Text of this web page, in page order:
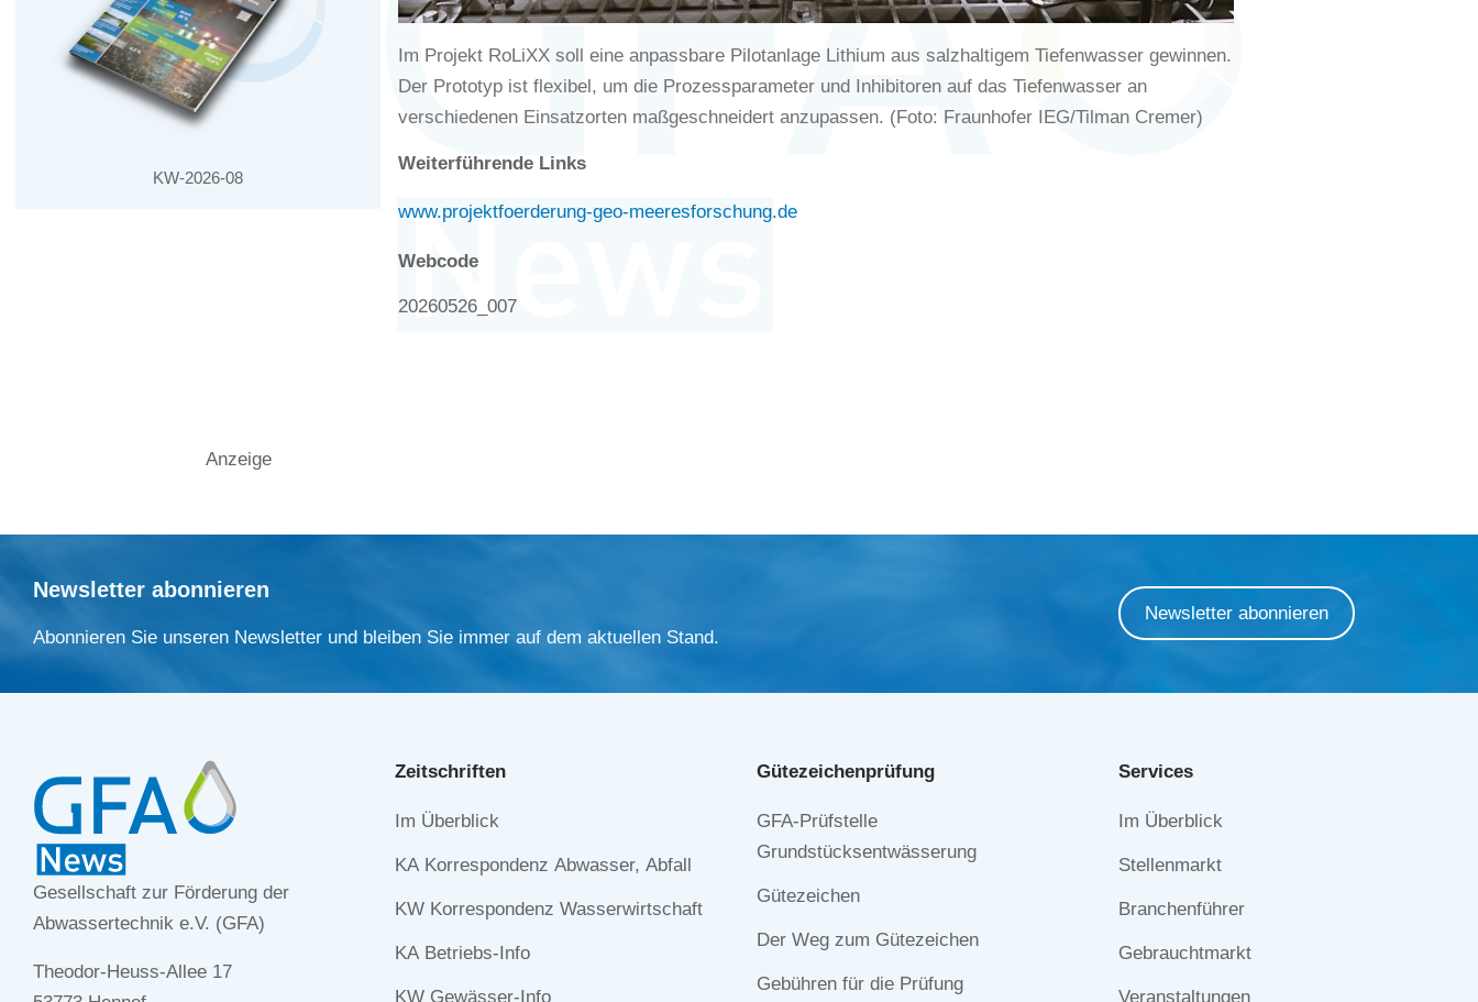
Im Projekt RoLiXX soll eine anpassbare Pilotanlage Lithium aus salzhaltigem Tiefenwasser gewinnen.
Der Prototyp ist flexibel, um die Prozessparameter und Inhibitoren auf das Tiefenwasser an
verschiedenen Einsatzorten maßgeschneidert anzupassen. (Foto: Fraunhofer IEG/Tilman Cremer)
Weiterführende Links
www.projektfoerderung-geo-meeresforschung.de
Webcode
20260526_007
KW-2026-08
Anzeige
Newsletter abonnieren
Abonnieren Sie unseren Newsletter und bleiben Sie immer auf dem aktuellen Stand.
Newsletter abonnieren
Gesellschaft zur Förderung der
Abwassertechnik e.V. (GFA)
Theodor-Heuss-Allee 17
Zeitschriften
Navigation
Im Überblick
KA Korrespondenz Abwasser, Abfall
KW Korrespondenz Wasserwirtschaft
KA Betriebs-Info
KW Gewässer-Info
Gütezeichen­prüfung
Navigation
überspringen
GFA-Prüfstelle
Grundstücksentwässerung
Gütezeichen
Der Weg zum Gütezeichen
Gebühren für die Prüfung
Services
Navigation
Im Überblick
Stellenmarkt
Branchenführer
Gebrauchtmarkt
Veranstaltungen